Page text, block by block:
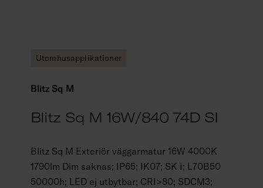
Utomhusapplikationer
Blitz Sq M
Blitz Sq M 16W/840 74D SI
Blitz Sq M Exteriör väggarmatur 16W 4000K
1790lm Dim saknas; IP65; IK07; SK I; L70B50
50000h; LED ej utbytbar; CRI>80; SDCM3;